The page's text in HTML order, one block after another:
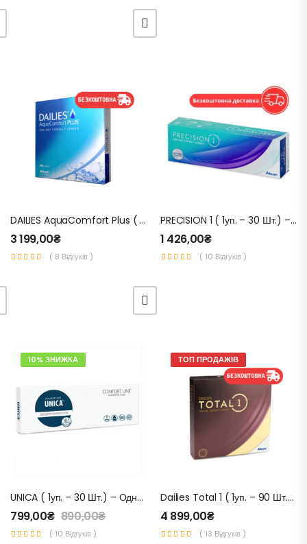
DAILIES AquaComfort Plus ( 1уп. – 90 Шт.) – Одноденні Контактні Лінзи Для Зору
3 199,00₴
( 8 Відгуків )
PRECISION 1 ( 1уп. – 30 Шт.) – Одноденні Контактні Лінзи Для Зору
1 426,00₴
( 10 Відгуків )
10% ЗНИЖКА
UNICA ( 1уп. – 30 Шт.) – Одноденні Контактні Лінзи Для Зору
799,00₴ 890,00₴
( 10 Відгуків )
ТОП ПРОДАЖІВ
Dailies Total 1 ( 1уп. – 90 Шт.) – Одноденні Контактні Лінзи Для Зору
4 899,00₴
( 13 Відгуків )